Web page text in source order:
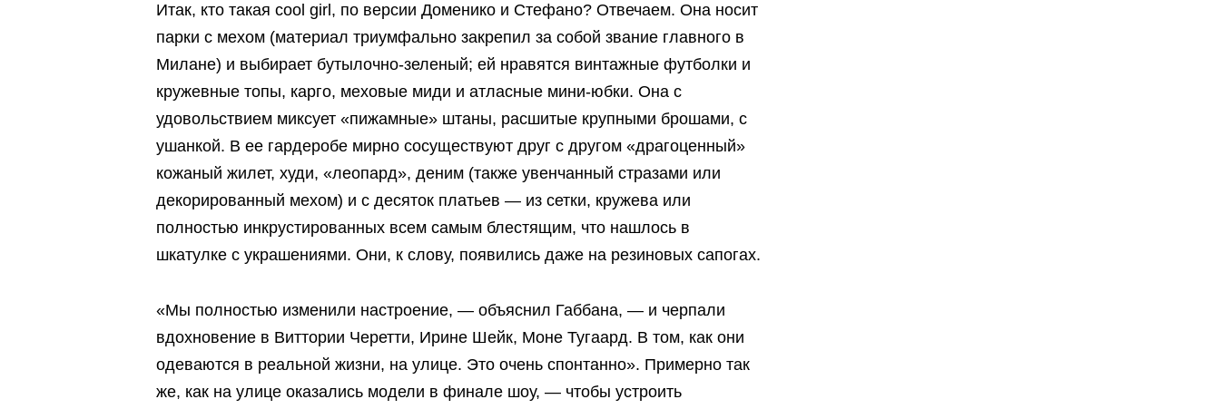
Итак, кто такая cool girl, по версии Доменико и Стефано? Отвечаем. Она носит
парки с мехом (материал триумфально закрепил за собой звание главного в
Милане) и выбирает бутылочно-зеленый; ей нравятся винтажные футболки и
кружевные топы, карго, меховые миди и атласные мини-юбки. Она с
удовольствием миксует «пижамные» штаны, расшитые крупными брошами, с
ушанкой. В ее гардеробе мирно сосуществуют друг с другом «драгоценный»
кожаный жилет, худи, «леопард», деним (также увенчанный стразами или
декорированный мехом) и с десяток платьев — из сетки, кружева или
полностью инкрустированных всем самым блестящим, что нашлось в
шкатулке с украшениями. Они, к слову, появились даже на резиновых сапогах.
«Мы полностью изменили настроение, — объяснил Габбана, — и черпали
вдохновение в Виттории Черетти, Ирине Шейк, Моне Тугаард. В том, как они
одеваются в реальной жизни, на улице. Это очень спонтанно». Примерно так
же, как на улице оказались модели в финале шоу, — чтобы устроить